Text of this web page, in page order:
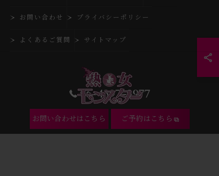
06-4397-3977
お問い合わせはこちら ご予約はこちら
お問い合わせ プライバシーポリシー
よくあるご質問 サイトマップ
© 2026 大阪府大阪市北区のバーなら熟女モンスター ALL RIGHTS RESERVED.